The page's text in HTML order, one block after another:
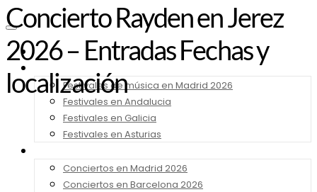
Noticias
Festivales de música en Madrid 2026
Festivales en Andalucia
Festivales en Galicia
Festivales en Asturias
Conciertos en Madrid 2026
Conciertos en Barcelona 2026
Concierto Rayden en Jerez
2026 – Entradas Fechas y
localización